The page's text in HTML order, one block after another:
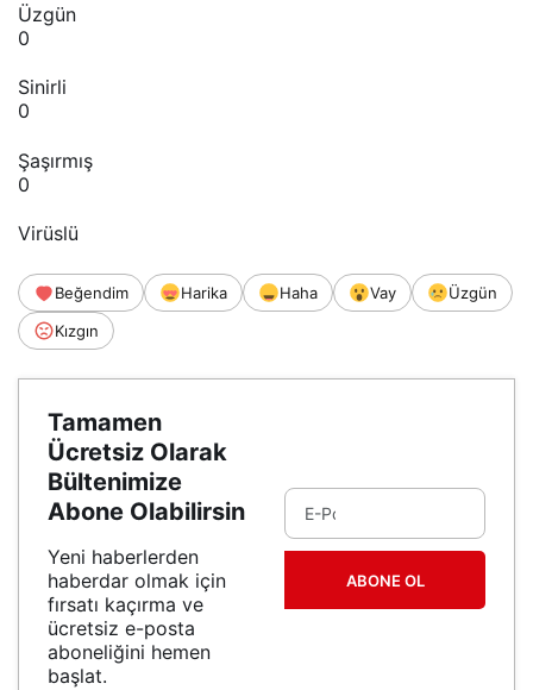
Üzgün
0
Sinirli
0
Şaşırmış
0
Virüslü
Beğendim Harika Haha Vay
Üzgün
Kızgın
Tamamen
Ücretsiz Olarak
Bültenimize
Abone Olabilirsin
Yeni haberlerden
haberdar olmak için
fırsatı kaçırma ve
ücretsiz e-posta
aboneliğini hemen
başlat.
ABONE OL